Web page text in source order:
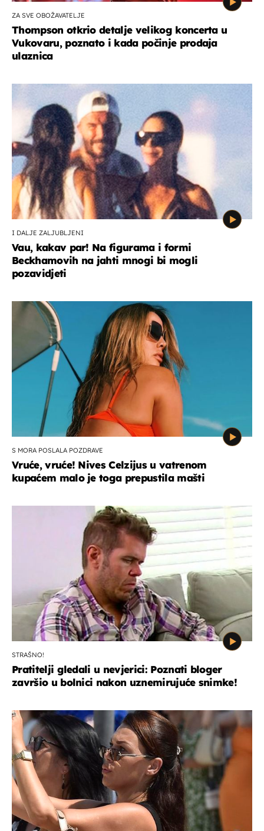
ZA SVE OBOŽAVATELJE
Thompson otkrio detalje velikog koncerta u
Vukovaru, poznato i kada počinje prodaja
ulaznica
I DALJE ZALJUBLJENI
Vau, kakav par! Na figurama i formi
Beckhamovih na jahti mnogi bi mogli
pozavidjeti
S MORA POSLALA POZDRAVE
Vruće, vruće! Nives Celzijus u vatrenom
kupaćem malo je toga prepustila mašti
STRAŠNO!
Pratitelji gledali u nevjerici: Poznati bloger
završio u bolnici nakon uznemirujuće snimke!